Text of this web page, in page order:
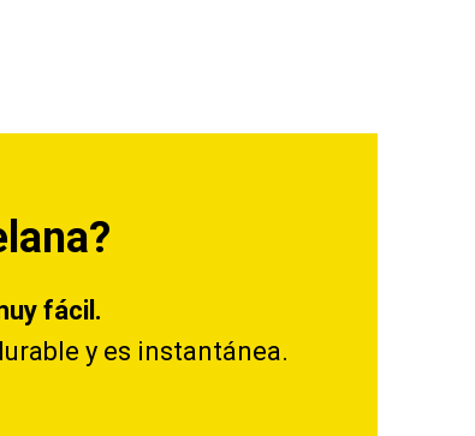
fácil.
y es instantánea.